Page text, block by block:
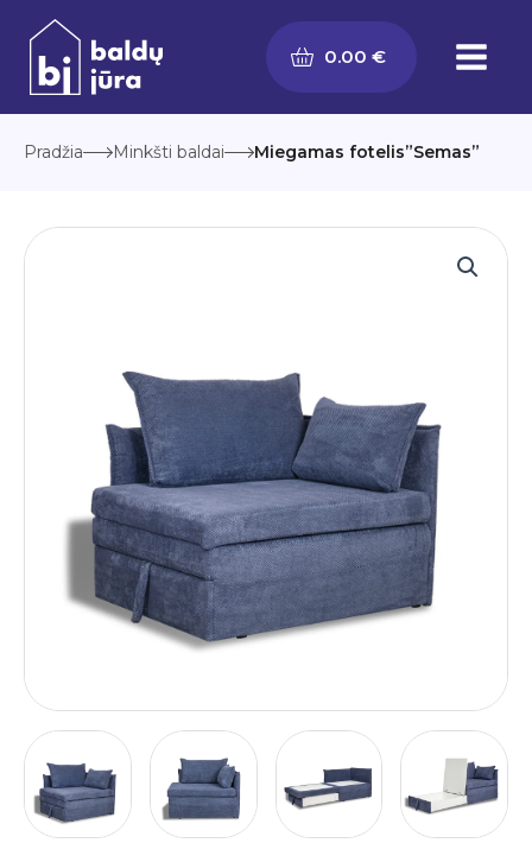
Pereiti
prie
turinio
0.00 €
Pradžia Minkšti baldai Miegamas fotelis”Semas”